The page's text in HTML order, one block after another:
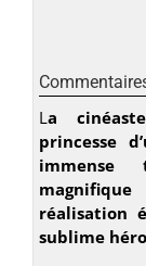
La
princesse
immense
réalisation
sublime